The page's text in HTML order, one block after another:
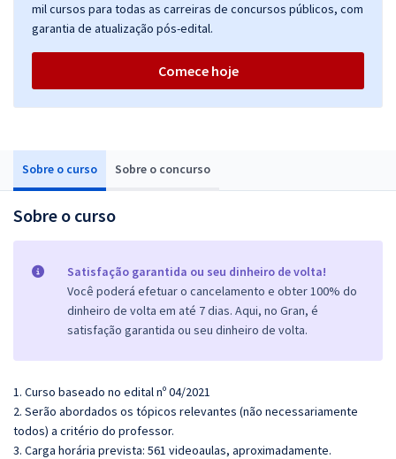
Sobre o curso Sobre o concurso
Sobre o curso
Satisfação garantida ou seu dinheiro de volta!
Você poderá efetuar o cancelamento e obter 100% do
dinheiro de volta em até 7 dias. Aqui, no Gran, é
satisfação garantida ou seu dinheiro de volta.
1. Curso baseado no edital nº 04/2021
2. Serão abordados os tópicos relevantes (não necessariamente
todos) a critério do professor.
3. Carga horária prevista: 561 videoaulas, aproximadamente.
mil cursos para todas as carreiras de concursos públicos, com
garantia de atualização pós-edital.
Comece hoje